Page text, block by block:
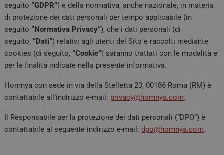
seguito “GDPR”) e della normativa, anche nazionale, in materia
di protezione dei dati personali per tempo applicabile (in
seguito “Normativa Privacy”), che i dati personali (di
seguito, “Dati”) relativi agli utenti del Sito e raccolti mediante
cookies (di seguito, “Cookie”) saranno trattati con le modalità e
per le finalità indicate nella presente informativa.
Homnya con sede in via della Stelletta 23, 00186 Roma (RM) è
contattabile all’indirizzo e-mail: privacy@homnya.com.
Il Responsabile per la protezione dei dati personali (“DPO”) è
contattabile al seguente indirizzo e-mail:dpo@homnya.com.